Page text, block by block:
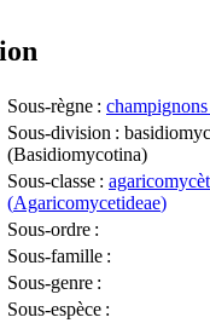
Sous-règne :
Sous-division :
(Basidiomycotina)
Sous-classe :
(Agaricomycetideae)
Sous-ordre :
Sous-famille :
Sous-genre :
Sous-espèce :